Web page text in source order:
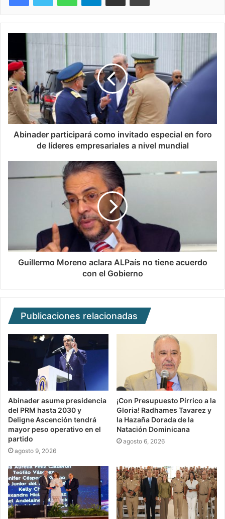
Abinader participará como invitado especial en foro
de líderes empresariales a nivel mundial
Guillermo Moreno aclara ALPaís no tiene acuerdo
con el Gobierno
Publicaciones relacionadas
Abinader asume presidencia
del PRM hasta 2030 y
Deligne Ascención tendrá
mayor peso operativo en el
partido
agosto 9, 2026
¡Con Presupuesto Pírrico a la
Gloria! Radhames Tavarez y
la Hazaña Dorada de la
Natación Dominicana
agosto 6, 2026